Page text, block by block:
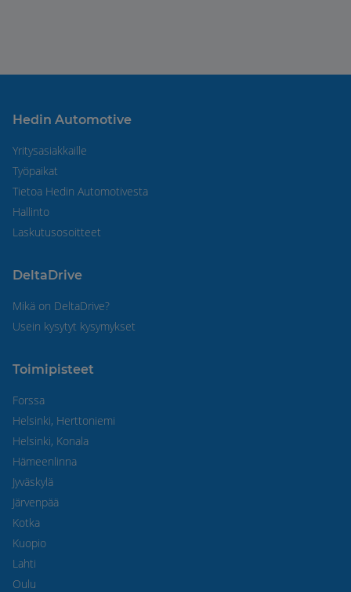
Hedin Automotive
Yritysasiakkaille
Työpaikat
Tietoa Hedin Automotivesta
Hallinto
Laskutusosoitteet
DeltaDrive
Mikä on DeltaDrive?
Usein kysytyt kysymykset
Toimipisteet
Forssa
Helsinki, Herttoniemi
Helsinki, Konala
Hämeenlinna
Jyväskylä
Järvenpää
Kotka
Kuopio
Lahti
Oulu